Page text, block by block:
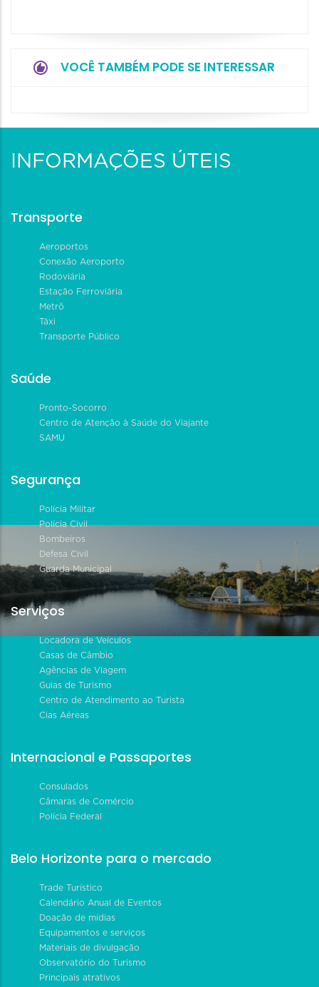
VOCÊ TAMBÉM PODE SE INTERESSAR
INFORMAÇÕES ÚTEIS
Transporte
Aeroportos
Conexão Aeroporto
Rodoviária
Estação Ferroviária
Metrô
Táxi
Transporte Público
Saúde
Pronto-Socorro
Centro de Atenção à Saúde do Viajante
SAMU
Segurança
Polícia Militar
Polícia Civil
Bombeiros
Defesa Civil
Guarda Municipal
Serviços
Locadora de Veículos
Casas de Câmbio
Agências de Viagem
Guias de Turismo
Centro de Atendimento ao Turista
Cias Aéreas
Internacional e Passaportes
Consulados
Câmaras de Comércio
Polícia Federal
Belo Horizonte para o mercado
Trade Turístico
Calendário Anual de Eventos
Doação de mídias
Equipamentos e serviços
Materiais de divulgação
Observatório do Turismo
Principais atrativos